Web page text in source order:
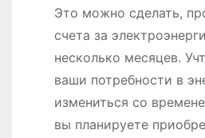
Это можно сделать,
счета за
несколько месяцев.
ваши потребности в
измениться со
вы планируете